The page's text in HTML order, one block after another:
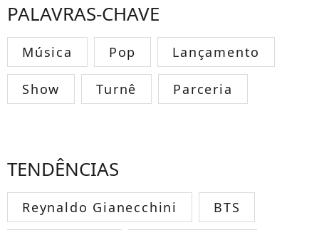
PALAVRAS-CHAVE
Música Pop Lançamento
Show Turnê Parceria
TENDÊNCIAS
Reynaldo Gianecchini BTS